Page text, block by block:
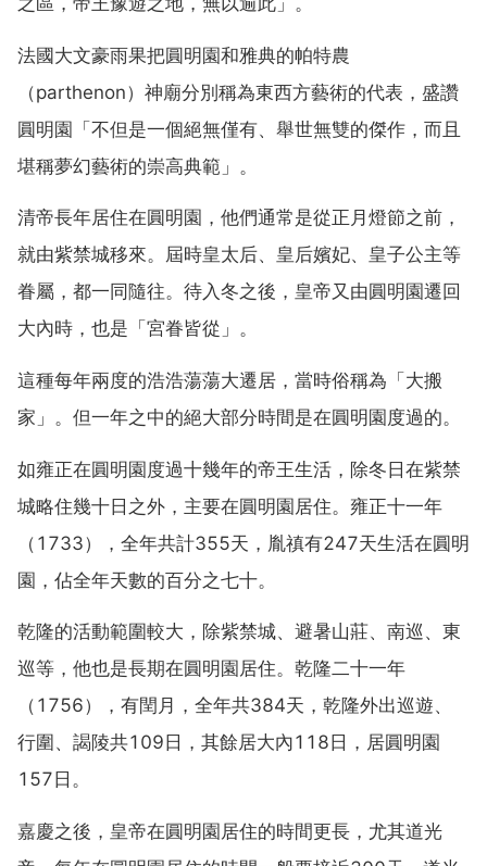
法國大文豪雨果把圓明園和雅典的帕特農
（parthenon）神廟分別稱為東西方藝術的代表，盛讚
圓明園「不但是一個絕無僅有、舉世無雙的傑作，而且
堪稱夢幻藝術的崇高典範」。
清帝長年居住在圓明園，他們通常是從正月燈節之前，
就由紫禁城移來。屆時皇太后、皇后嬪妃、皇子公主等
眷屬，都一同隨往。待入冬之後，皇帝又由圓明園遷回
大內時，也是「宮眷皆從」。
這種每年兩度的浩浩蕩蕩大遷居，當時俗稱為「大搬
家」。但一年之中的絕大部分時間是在圓明園度過的。
如雍正在圓明園度過十幾年的帝王生活，除冬日在紫禁
城略住幾十日之外，主要在圓明園居住。雍正十一年
（1733），全年共計355天，胤禛有247天生活在圓明
園，佔全年天數的百分之七十。
乾隆的活動範圍較大，除紫禁城、避暑山莊、南巡、東
巡等，他也是長期在圓明園居住。乾隆二十一年
（1756），有閏月，全年共384天，乾隆外出巡遊、
行圍、謁陵共109日，其餘居大內118日，居圓明園
157日。
嘉慶之後，皇帝在圓明園居住的時間更長，尤其道光